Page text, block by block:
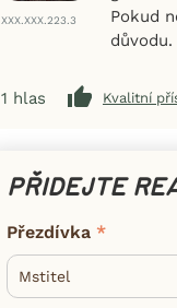
XXX.XXX.223.3
Pokud
1 hlas Kvalitní
PŘIDEJTE
Přezdívka